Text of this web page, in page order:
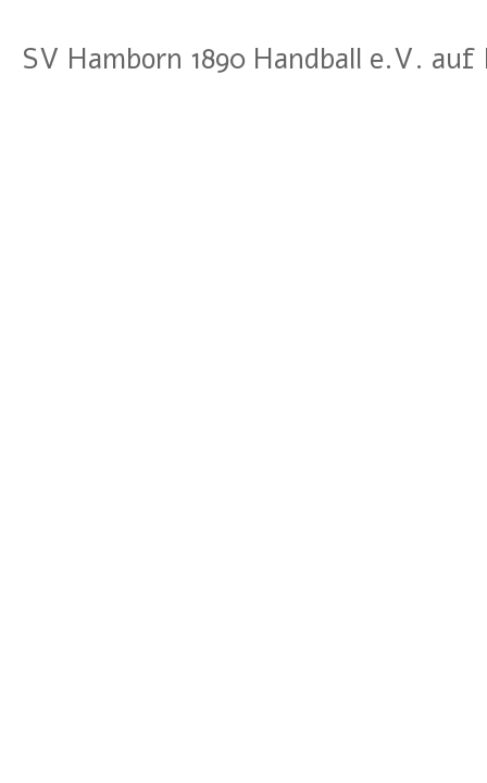
SV Hamborn 1890 Handball e.V.